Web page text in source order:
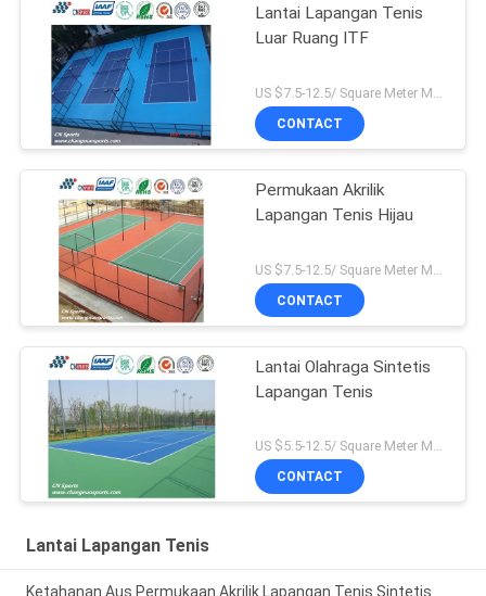
Lantai Lapangan Tenis
Luar Ruang ITF
CONTACT
Permukaan Akrilik
Lapangan Tenis Hijau
CONTACT
Lantai Olahraga Sintetis
Lapangan Tenis
US $5.5-12.5/ Square Meter MOQ:/
CONTACT
Lantai Lapangan Tenis
Ketahanan Aus Permukaan Akrilik Lapangan Tenis Sintetis